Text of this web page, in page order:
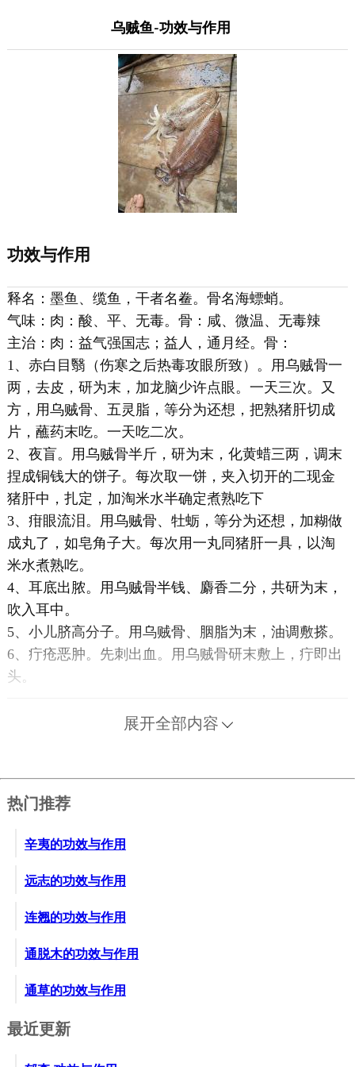
乌贼鱼-功效与作用
功效与作用
释名：墨鱼、缆鱼，干者名鲞。骨名海螵蛸。
气味：肉：酸、平、无毒。骨：咸、微温、无毒辣
主治：肉：益气强国志；益人，通月经。骨：
1、赤白目翳（伤寒之后热毒攻眼所致）。用乌贼骨一
两，去皮，研为末，加龙脑少许点眼。一天三次。又
方，用乌贼骨、五灵脂，等分为还想，把熟猪肝切成
片，蘸药末吃。一天吃二次。
2、夜盲。用乌贼骨半斤，研为末，化黄蜡三两，调末
捏成铜钱大的饼子。每次取一饼，夹入切开的二现金
猪肝中，扎定，加淘米水半确定煮熟吃下
3、疳眼流泪。用乌贼骨、牡蛎，等分为还想，加糊做
成丸了，如皂角子大。每次用一丸同猪肝一具，以淘
米水煮熟吃。
4、耳底出脓。用乌贼骨半钱、麝香二分，共研为末，
吹入耳中。
5、小儿脐高分子。用乌贼骨、胭脂为末，油调敷搽。
6、疔疮恶肿。先刺出血。用乌贼骨研末敷上，疔即出
头。
8、小便血淋。用乌贼骨末一钱，生地黄汁调服。又
10、跌破出血。用乌贼骨研末敷上。
附方：乌贼并非无鳞鱼，应属软本动物中的头足类。
展开全部内容
热门推荐
辛夷的功效与作用
远志的功效与作用
连翘的功效与作用
通脱木的功效与作用
通草的功效与作用
最近更新